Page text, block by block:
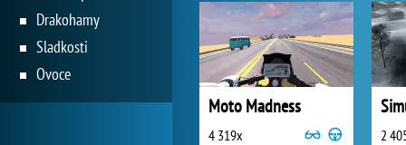
Moto Madness
4 319x 2
Drakohamy
Sladkosti
Ovoce